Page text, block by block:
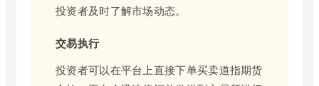
投资者及时了解市场动态。
交易执行
投资者可以在平台上直接下单买卖道指期货